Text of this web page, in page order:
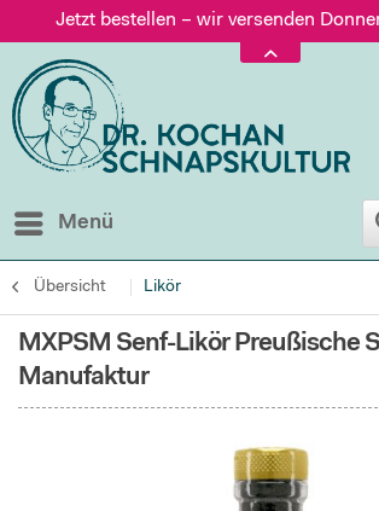
Jetzt bestellen – wir versenden
Versand nur 5,60 €, gratis ab 95 €
Jetzt bestellen – wir versenden
Menü
Übersicht Likör
MXPSM Senf-Likör Preußische
Manufaktur